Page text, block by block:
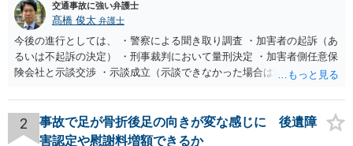
交通事故に強い弁護士
髙橋 俊太 弁護士
今後の進行としては、 ・警察による聞き取り調査 ・加害者の起訴（あ
るいは不起訴の決定） ・刑事裁判において量刑決定 ・加害者側任意保
険会社と示談交渉 ・示談成立（示談できなかった場合は裁判） となり
加害者に対する処罰感情など尋ねられるはずですので、率直にお答え
になるとよいと思います。
2
事故で足が骨折後足の向きが変な感じに 後遺障
害認定や慰謝料増額できるか